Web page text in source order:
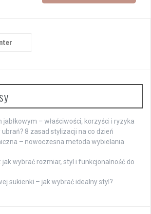
jabłkowym – właściwości, korzyści i ryzyka
ubrań? 8 zasad stylizacji na co dzień
– nowoczesna metoda wybielania
wybrać rozmiar, styl i funkcjonalność do
sukienki – jak wybrać idealny styl?